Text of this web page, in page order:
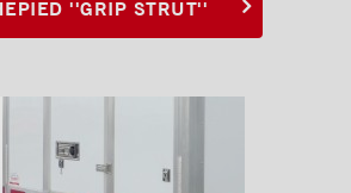
de 8"
de 7"
''GRIP STRUT''